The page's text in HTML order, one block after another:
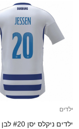
ילדים
ילדים